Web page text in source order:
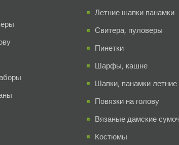
Летние шапки панамки
Свитера, пуловеры
Пинетки
Шарфы, кашне
Шапки, панамки летние
Повязки на голову
Вязаные дамские
Костюмы